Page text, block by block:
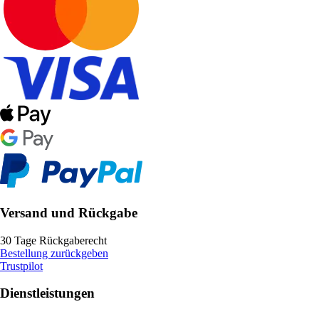
Versand und Rückgabe
30 Tage Rückgaberecht
Bestellung zurückgeben
Trustpilot
Dienstleistungen